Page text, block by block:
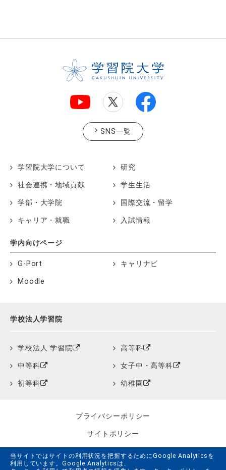
当サイトではサイトの利用状況を把握するためにGoogle Analyticsを
利用しています。Google Analyticsは、
SNS一覧
学習院大学について 研究
社会連携・地域貢献 学生生活
学部・大学院 国際交流・留学
キャリア・就職 入試情報
学内向けページ
G-Port キャリナビ
Moodle
学校法人学習院
学校法人 学習院 高等科
中等科 女子中・高等科
初等科 幼稚園
プライバシーポリシー
サイトポリシー
クッキーポリシー